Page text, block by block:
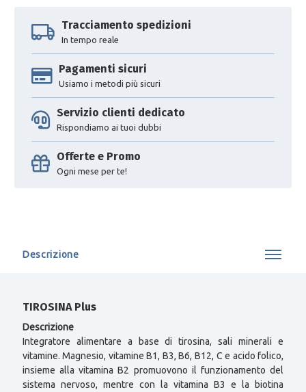
Tracciamento spedizioni
In tempo reale
Pagamenti sicuri
Usiamo i metodi più sicuri
Servizio clienti dedicato
Rispondiamo ai tuoi dubbi
Offerte e Promo
Ogni mese per te!
Descrizione
TIROSINA Plus
Descrizione
Integratore alimentare a base di tirosina, sali minerali e
vitamine. Magnesio, vitamine B1, B3, B6, B12, C e acido folico,
insieme alla vitamina B2 promuovono il funzionamento del
sistema nervoso, mentre con la vitamina B3 e la biotina